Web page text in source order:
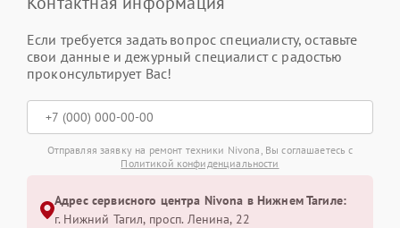
Если требуется задать вопрос специалисту, оставьте
свои данные и дежурный специалист с радостью
проконсультирует Вас!
Отправляя заявку на ремонт техники Nivona, Вы соглашаетесь с
Политикой конфиденциальности
Адрес сервисного центра Nivona в Нижнем Тагиле:
г. Нижний Тагил, просп. Ленина, 22